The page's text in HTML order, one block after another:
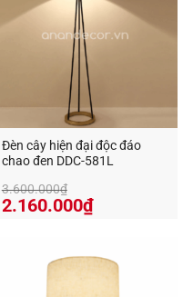
Đèn cây hiện đại độc đáo
chao đen DDC-581L
3.600.000₫
Giá
3.600.000₫.
2.160.000₫Giá
hiện
là: